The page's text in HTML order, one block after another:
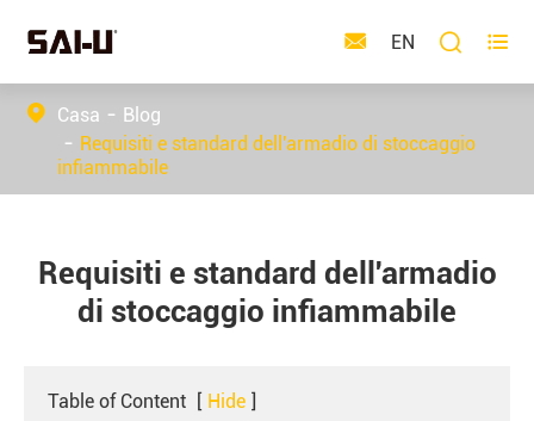
 EN  
Casa
Blog
Requisiti e standard dell'armadio di stoccaggio
infiammabile
Requisiti e standard dell'armadio
di stoccaggio infiammabile
Table of Content [ Hide ]